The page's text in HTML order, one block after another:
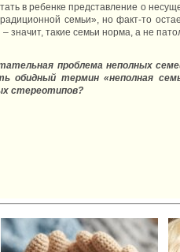
в ребенке представление о
семьи», но факт-то
такие семьи норма, а не
проблема неполных
обидный термин «неполная
стереотипов?